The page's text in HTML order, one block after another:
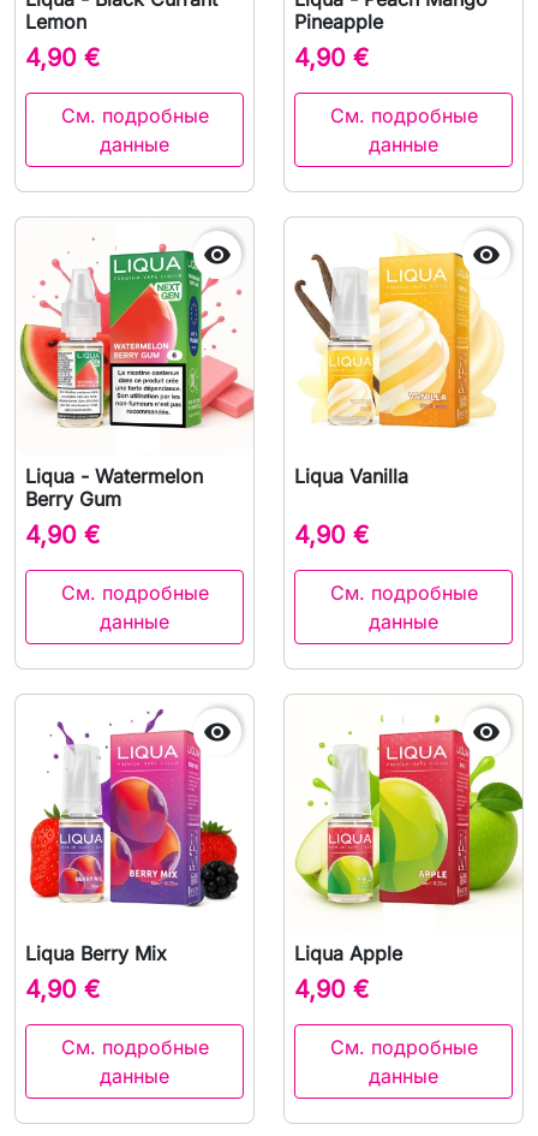
Lemon
4,90 €
См. подробные
данные
Pineapple
4,90 €
См. подробные
данные

Liqua - Watermelon
Berry Gum
4,90 €
См. подробные
данные

Liqua Vanilla
4,90 €
См. подробные
данные

Liqua Berry Mix
4,90 €
См. подробные
данные

Liqua Apple
4,90 €
См. подробные
данные